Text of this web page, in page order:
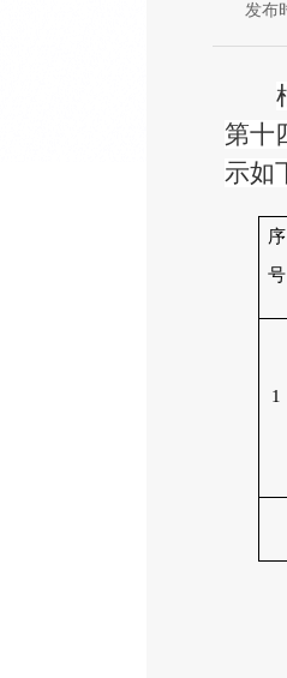
发布
第十
示如
序
号
1